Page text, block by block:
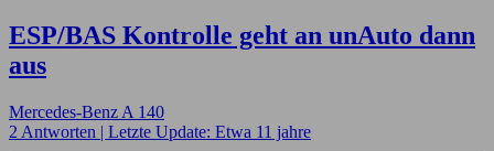
ESP/BAS Kontrolle geht an unAuto dann
aus
Mercedes-Benz A 140
2 Antworten | Letzte Update: Etwa 11 jahre